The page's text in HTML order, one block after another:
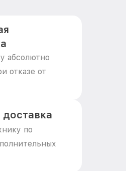
абсолютно
отказе от
доставка
по